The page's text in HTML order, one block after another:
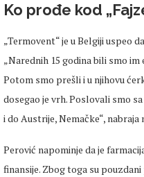
Ko prođe kod
„Termovent“ je u Belgiji uspeo
„Narednih 15 godina bili smo
Potom smo prešli i u njihovu
dosegao je vrh. Poslovali smo
i do Austrije, Nemačke“,
Perović napominje da je
finansije. Zbog toga su